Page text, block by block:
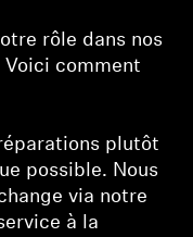
rôle dans nos
comment
plutôt
possible. Nous
via notre
à la